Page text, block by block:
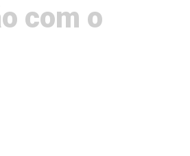
com o